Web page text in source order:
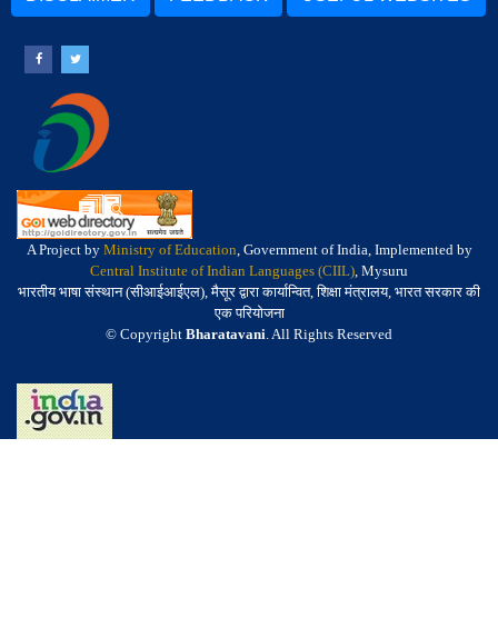
A Project by Ministry of Education, Government of India, Implemented by
Central Institute of Indian Languages (CIIL), Mysuru
भारतीय भाषा संस्थान (सीआईआईएल), मैसूर द्वारा कार्यान्वित, शिक्षा मंत्रालय, भारत सरकार की
एक परियोजना
© Copyright Bharatavani. All Rights Reserved